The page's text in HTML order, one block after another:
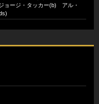
ョージ・タッカー(b) アル・